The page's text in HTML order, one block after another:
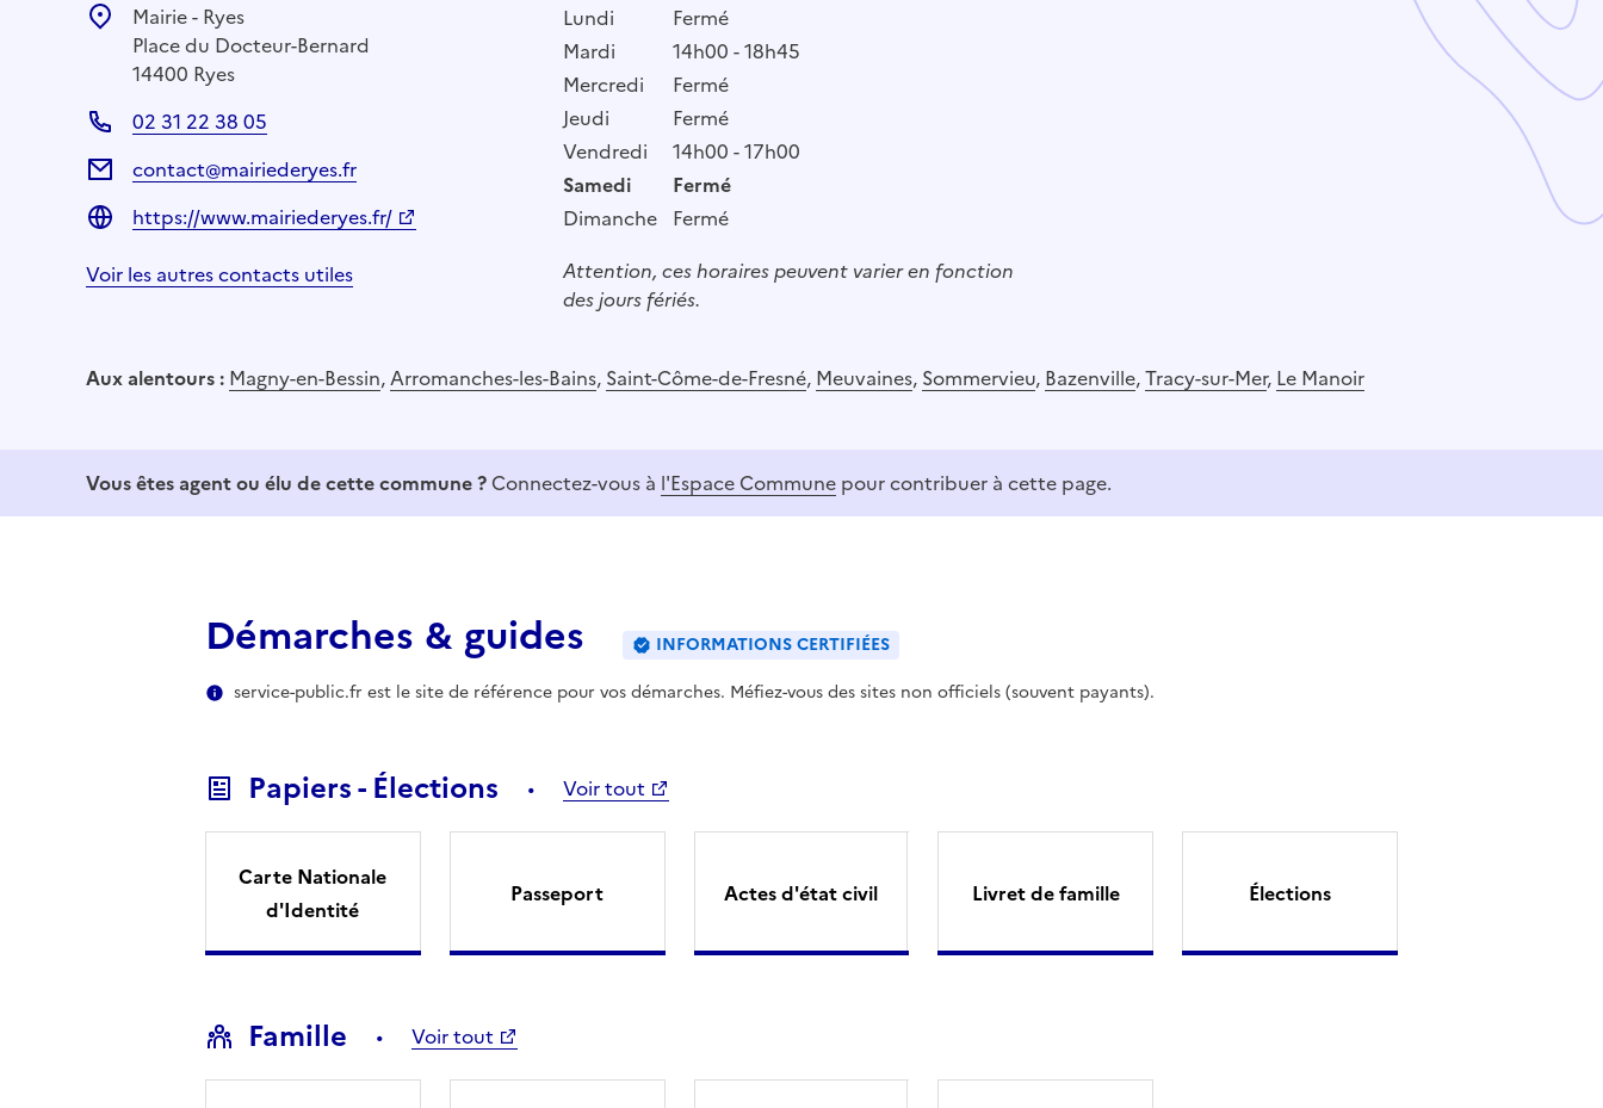
Mairie - Ryes
Place du Docteur-Bernard
14400 Ryes
02 31 22 38 05
contact@mairiederyes.fr
https://www.mairiederyes.fr/
Voir les autres contacts utiles
Lundi
Fermé
Mardi
14h00 - 18h45
Mercredi
Fermé
Jeudi
Fermé
Vendredi
14h00 - 17h00
Samedi
Fermé
Dimanche Fermé
Attention, ces horaires peuvent varier en fonction
des jours fériés.
Aux alentours : Magny-en-Bessin,Arromanches-les-Bains, Saint-Côme-de-Fresné, Meuvaines, Sommervieu, Bazenville,Tracy-sur-Mer, Le Manoir
Vous êtes agent ou élu de cette commune ? Connectez-vous à l'Espace Commune pour contribuer à cette page.
Démarches & guides
INFORMATIONS CERTIFIÉES
service-public.fr est le site de référence pour vos démarches. Méfiez-vous des sites non officiels (souvent payants).
Papiers - Élections Voir tout
Carte Nationale
d'Identité
Passeport Actes d'état civil Livret de famille Élections
Famille Voir tout